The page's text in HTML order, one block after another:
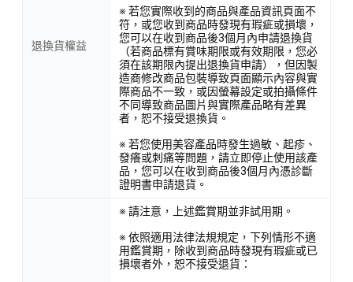
退換貨權益
※ 若您實際收到的商品與產品資訊頁面不
符，或您收到商品時發現有瑕疵或損壞，
您可以在收到商品後3個月內申請退換貨
（若商品標有賞味期限或有效期限，您必
須在該期限內提出退換貨申請），但因製
造商修改商品包裝導致頁面顯示內容與實
際商品不一致，或因螢幕設定或拍攝條件
不同導致商品圖片與實際產品略有差異
者，恕不接受退換貨。
※ 若您使用美容產品時發生過敏、起疹、
發癢或刺痛等問題，請立即停止使用該產
品，您可以在收到商品後3個月內憑診斷
證明書申請退貨。
※ 請注意，上述鑑賞期並非試用期。
※ 依照適用法律法規規定，下列情形不適
用鑑賞期，除收到商品時發現有瑕疵或已
損壞者外，恕不接受退貨：